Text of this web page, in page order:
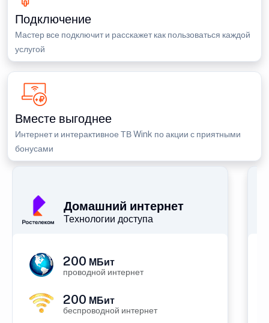
Подключение
Мастер все подключит и расскажет как пользоваться каждой
услугой
Вместе выгоднее
Интернет и интерактивное ТВ Wink по акции с приятными
бонусами
Домашний интернет
Технологии доступа
200 МБит
проводной интернет
200 МБит
беспроводной интернет